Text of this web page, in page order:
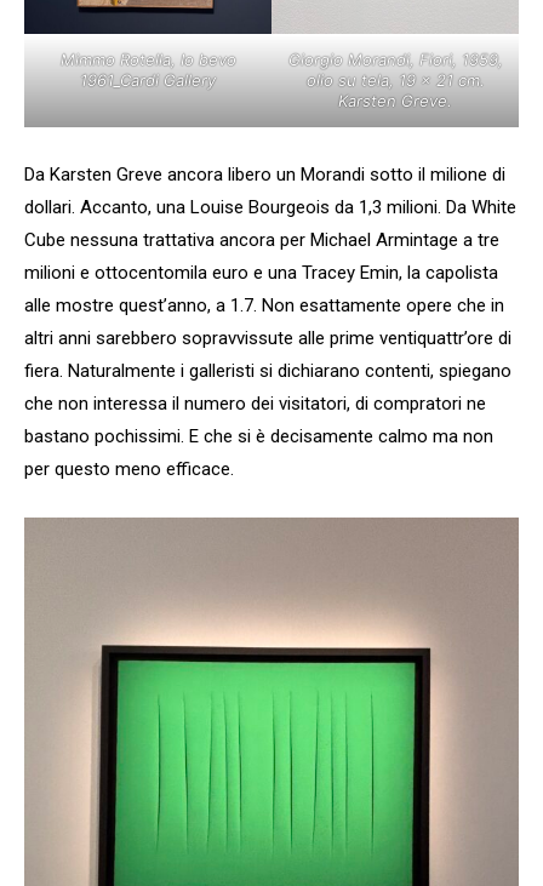
Mimmo Rotella, Io bevo
1961_Cardi Gallery
Giorgio Morandi, Fiori, 1959,
olio su tela, 19 × 21 cm.
Karsten Greve.
Da Karsten Greve ancora libero un Morandi sotto il milione di
dollari. Accanto, una Louise Bourgeois da 1,3 milioni. Da White
Cube nessuna trattativa ancora per Michael Armintage a tre
milioni e ottocentomila euro e una Tracey Emin, la capolista
alle mostre quest’anno, a 1.7. Non esattamente opere che in
altri anni sarebbero sopravvissute alle prime ventiquattr’ore di
fiera. Naturalmente i galleristi si dichiarano contenti, spiegano
che non interessa il numero dei visitatori, di compratori ne
bastano pochissimi. E che si è decisamente calmo ma non
per questo meno efficace.